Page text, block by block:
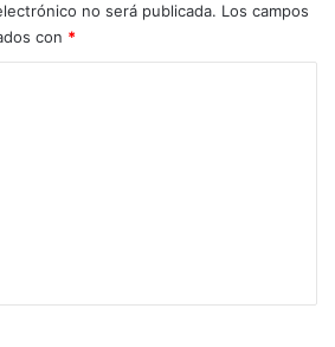
no será publicada. Los campos
con *